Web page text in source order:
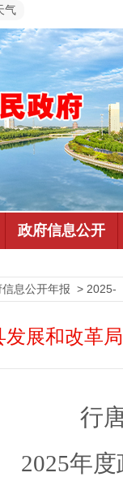
气
息公开年报 > 2025-
发展和改革
行
2025年度